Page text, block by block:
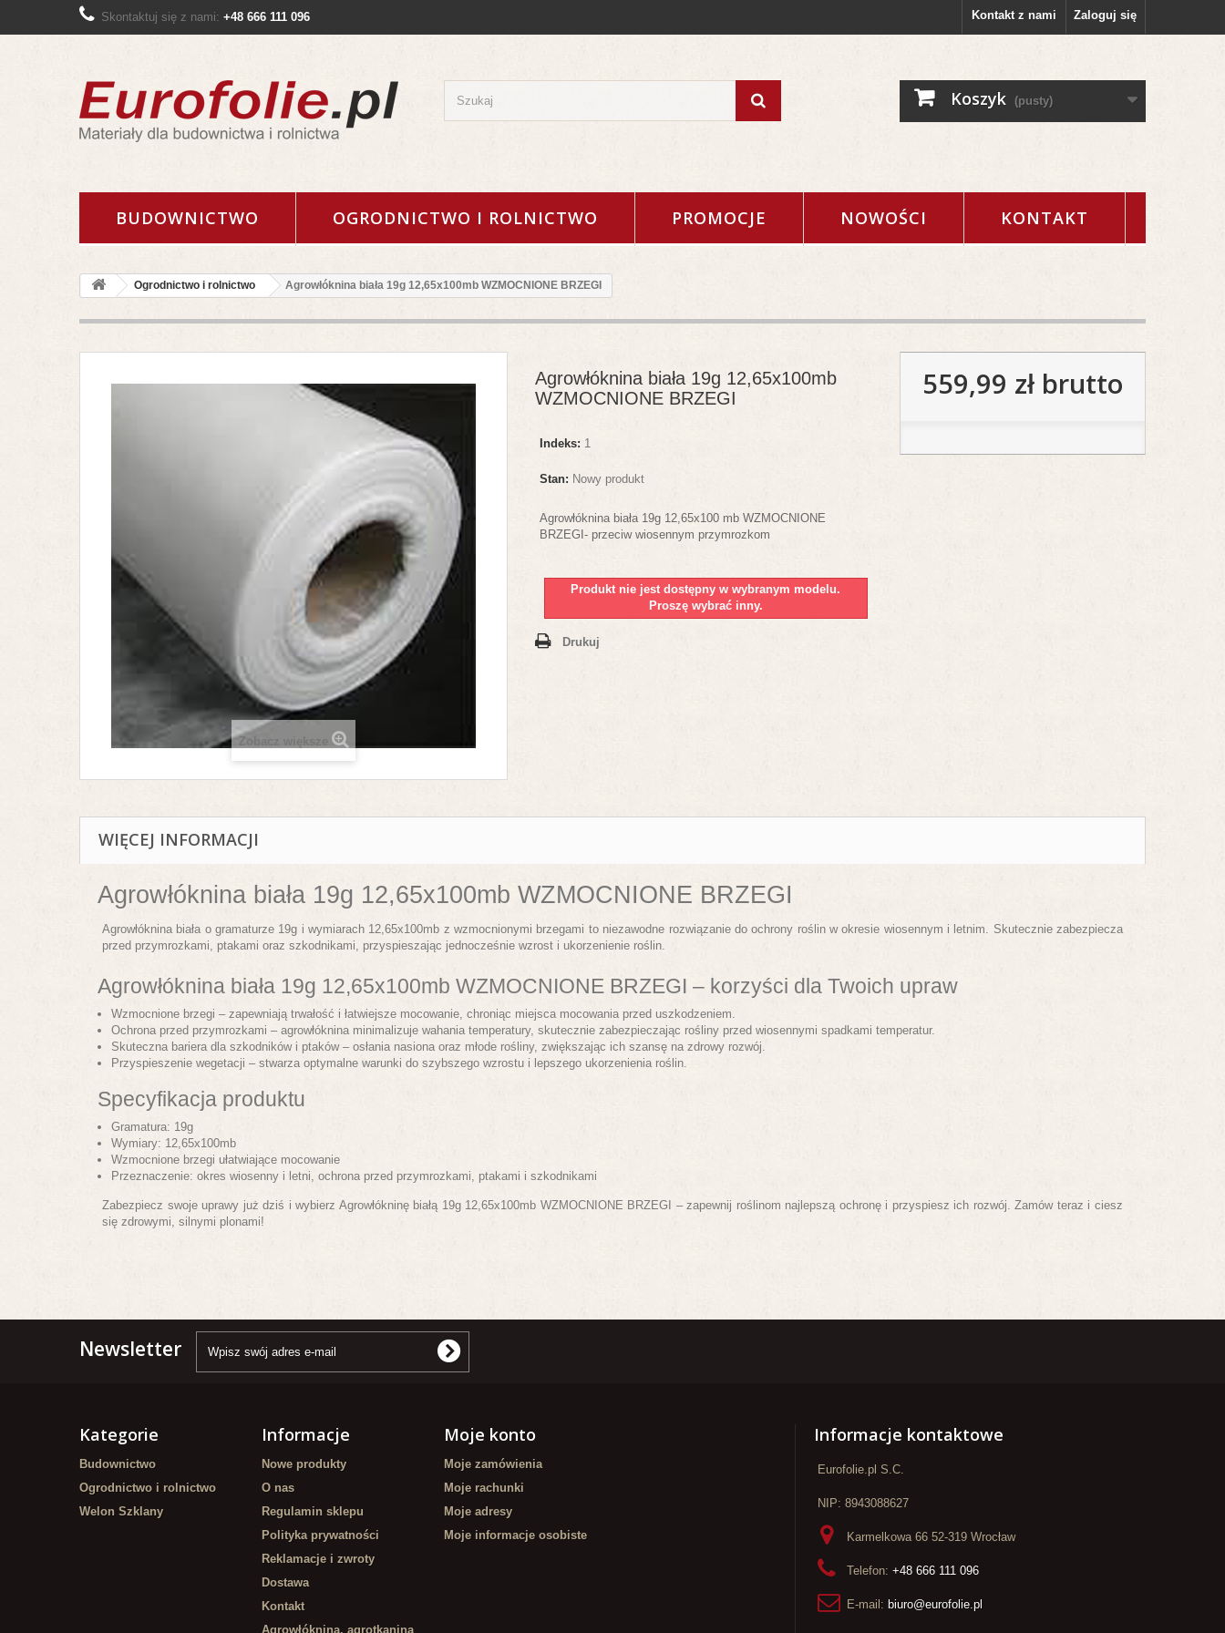
Zaloguj się
Kontakt z nami
Skontaktuj się z nami: +48 666 111 096
Koszyk (pusty)
BUDOWNICTWO OGRODNICTWO I ROLNICTWO PROMOCJE NOWOŚCI KONTAKT
Ogrodnictwo i rolnictwo Agrowłóknina biała 19g 12,65x100mb WZMOCNIONE BRZEGI
Zobacz większe
Agrowłóknina biała 19g 12,65x100mb
WZMOCNIONE BRZEGI
Indeks: 1
Stan: Nowy produkt
Agrowłóknina biała 19g 12,65x100 mb WZMOCNIONE
BRZEGI- przeciw wiosennym przymrozkom
Produkt nie jest dostępny w wybranym modelu.
Proszę wybrać inny.
Drukuj
559,99 złbrutto
WIĘCEJ INFORMACJI
Agrowłóknina biała 19g 12,65x100mb WZMOCNIONE BRZEGI
Agrowłóknina biała o gramaturze 19g i wymiarach 12,65x100mb z wzmocnionymi brzegami to niezawodne rozwiązanie do ochrony roślin w okresie wiosennym i letnim. Skutecznie zabezpiecza
przed przymrozkami, ptakami oraz szkodnikami, przyspieszając jednocześnie wzrost i ukorzenienie roślin.
Agrowłóknina biała 19g 12,65x100mb WZMOCNIONE BRZEGI – korzyści dla Twoich upraw
Wzmocnione brzegi – zapewniają trwałość i łatwiejsze mocowanie, chroniąc miejsca mocowania przed uszkodzeniem.
Ochrona przed przymrozkami – agrowłóknina minimalizuje wahania temperatury, skutecznie zabezpieczając rośliny przed wiosennymi spadkami temperatur.
Skuteczna bariera dla szkodników i ptaków – osłania nasiona oraz młode rośliny, zwiększając ich szansę na zdrowy rozwój.
Przyspieszenie wegetacji – stwarza optymalne warunki do szybszego wzrostu i lepszego ukorzenienia roślin.
Specyfikacja produktu
Gramatura: 19g
Wymiary: 12,65x100mb
Wzmocnione brzegi ułatwiające mocowanie
Przeznaczenie: okres wiosenny i letni, ochrona przed przymrozkami, ptakami i szkodnikami
Zabezpiecz swoje uprawy już dziś i wybierz Agrowłókninę białą 19g 12,65x100mb WZMOCNIONE BRZEGI – zapewnij roślinom najlepszą ochronę i przyspiesz ich rozwój. Zamów teraz i ciesz
się zdrowymi, silnymi plonami!
Newsletter
Kategorie
Budownictwo
Ogrodnictwo i rolnictwo
Welon Szklany
Informacje
Nowe produkty
O nas
Regulamin sklepu
Polityka prywatności
Reklamacje i zwroty
Dostawa
Kontakt
Agrowłóknina, agrotkanina
Moje konto
Moje zamówienia
Moje rachunki
Moje adresy
Moje informacje osobiste
Informacje kontaktowe
Eurofolie.pl S.C.
NIP: 8943088627
Karmelkowa 66 52-319 Wrocław
Telefon: +48 666 111 096
E-mail: biuro@eurofolie.pl